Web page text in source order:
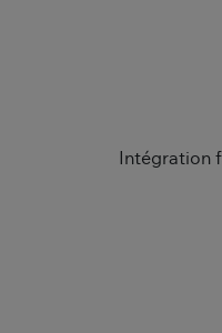
Intégration